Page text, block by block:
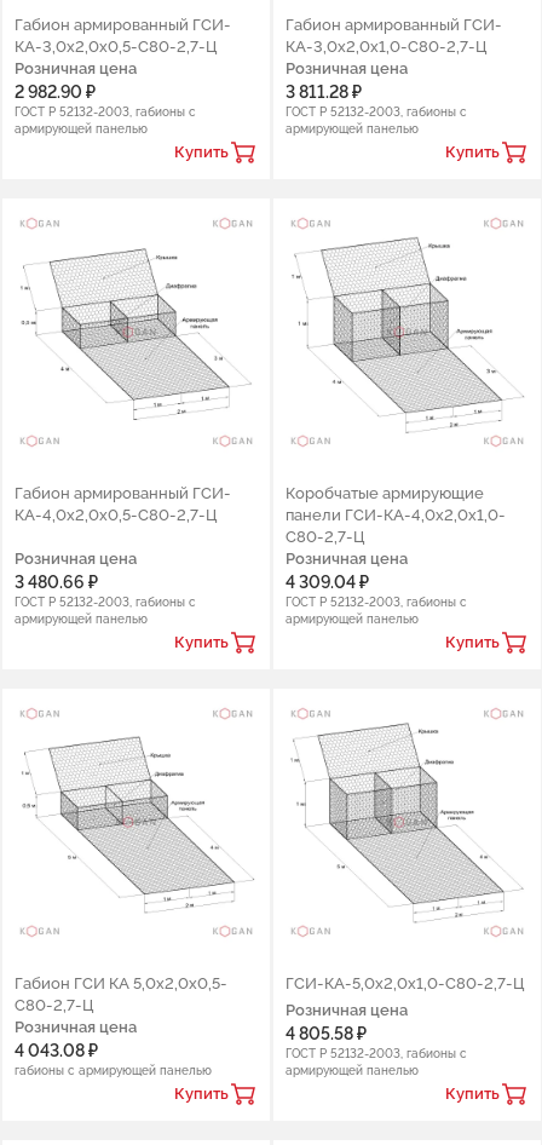
Габион армированный ГСИ-
КА-3,0х2,0х0,5-С80-2,7-Ц
Розничная цена
2 982.90 ₽
ГОСТ Р 52132-2003, габионы с
армирующей панелью
Купить
Габион армированный ГСИ-
КА-3,0х2,0х1,0-С80-2,7-Ц
Розничная цена
3 811.28 ₽
ГОСТ Р 52132-2003, габионы с
армирующей панелью
Купить
Габион армированный ГСИ-
КА-4,0х2,0х0,5-С80-2,7-Ц
Розничная цена
3 480.66 ₽
ГОСТ Р 52132-2003, габионы с
армирующей панелью
Купить
Коробчатые армирующие
панели ГСИ-КА-4,0х2,0х1,0-
С80-2,7-Ц
Розничная цена
4 309.04 ₽
ГОСТ Р 52132-2003, габионы с
армирующей панелью
Купить
Габион ГСИ КА 5,0х2,0х0,5-
С80-2,7-Ц
Розничная цена
4 043.08 ₽
габионы с армирующей панелью
Купить
ГСИ-КА-5,0х2,0х1,0-С80-2,7-Ц
Розничная цена
4 805.58 ₽
ГОСТ Р 52132-2003, габионы с
армирующей панелью
Купить